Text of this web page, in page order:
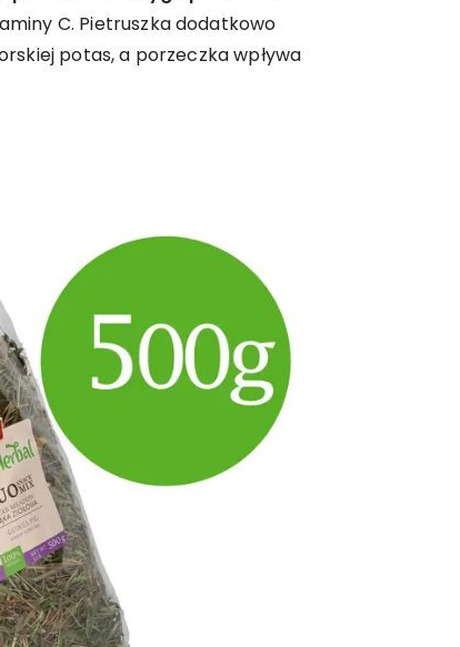
C. Pietruszka dodatkowo
potas, a porzeczka wpływa